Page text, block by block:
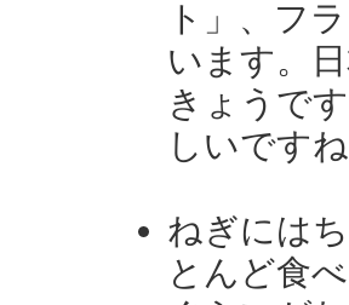
ト」、フ
います。
きょうで
しいです
ねぎには
とんど食